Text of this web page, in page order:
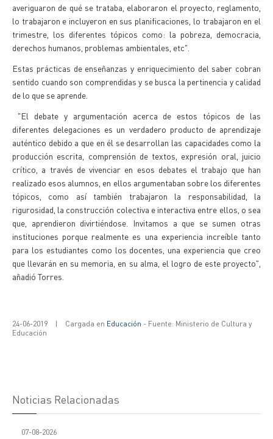
averiguaron de qué se trataba, elaboraron el proyecto, reglamento,
lo trabajaron e incluyeron en sus planificaciones, lo trabajaron en el
trimestre, los diferentes tópicos como: la pobreza, democracia,
derechos humanos, problemas ambientales, etc".
Estas prácticas de enseñanzas y enriquecimiento del saber cobran
sentido cuando son comprendidas y se busca la pertinencia y calidad
de lo que se aprende.
"El debate y argumentación acerca de estos tópicos de las
diferentes delegaciones es un verdadero producto de aprendizaje
auténtico debido a que en él se desarrollan las capacidades como la
producción escrita, comprensión de textos, expresión oral, juicio
crítico, a través de vivenciar en esos debates el trabajo que han
realizado esos alumnos, en ellos argumentaban sobre los diferentes
tópicos, como así también trabajaron la responsabilidad, la
rigurosidad, la construcción colectiva e interactiva entre ellos, o sea
que, aprendieron divirtiéndose. Invitamos a que se sumen otras
instituciones porque realmente es una experiencia increíble tanto
para los estudiantes como los docentes, una experiencia que creo
que llevarán en su memoria, en su alma, el logro de este proyecto",
añadió Torres.
24-06-2019 | Cargada en Educación - Fuente: Ministerio de Cultura y
Educación
Noticias Relacionadas
07-08-2026